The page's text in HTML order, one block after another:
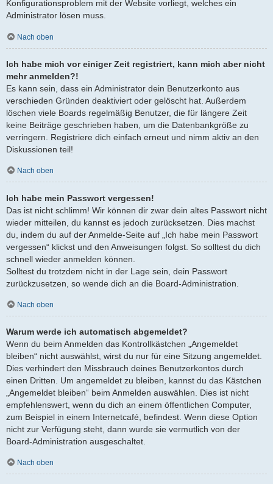
Konfigurationsproblem mit der Website vorliegt, welches ein
Administrator lösen muss.
Nach oben
Ich habe mich vor einiger Zeit registriert, kann mich aber nicht
mehr anmelden?!
Es kann sein, dass ein Administrator dein Benutzerkonto aus
verschieden Gründen deaktiviert oder gelöscht hat. Außerdem
löschen viele Boards regelmäßig Benutzer, die für längere Zeit
keine Beiträge geschrieben haben, um die Datenbankgröße zu
verringern. Registriere dich einfach erneut und nimm aktiv an den
Diskussionen teil!
Nach oben
Ich habe mein Passwort vergessen!
Das ist nicht schlimm! Wir können dir zwar dein altes Passwort nicht
wieder mitteilen, du kannst es jedoch zurücksetzen. Dies machst
du, indem du auf der Anmelde-Seite auf „Ich habe mein Passwort
vergessen“ klickst und den Anweisungen folgst. So solltest du dich
schnell wieder anmelden können.
Solltest du trotzdem nicht in der Lage sein, dein Passwort
zurückzusetzen, so wende dich an die Board-Administration.
Nach oben
Warum werde ich automatisch abgemeldet?
Wenn du beim Anmelden das Kontrollkästchen „Angemeldet
bleiben“ nicht auswählst, wirst du nur für eine Sitzung angemeldet.
Dies verhindert den Missbrauch deines Benutzerkontos durch
einen Dritten. Um angemeldet zu bleiben, kannst du das Kästchen
„Angemeldet bleiben“ beim Anmelden auswählen. Dies ist nicht
empfehlenswert, wenn du dich an einem öffentlichen Computer,
zum Beispiel in einem Internetcafé, befindest. Wenn diese Option
nicht zur Verfügung steht, dann wurde sie vermutlich von der
Board-Administration ausgeschaltet.
Nach oben